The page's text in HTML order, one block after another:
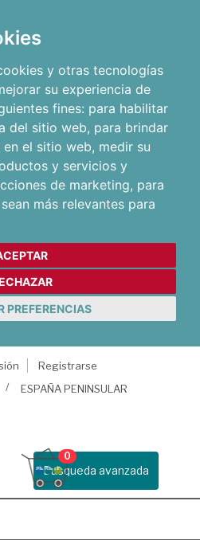
y otras tecnologías
su experiencia de
fines: para habilitar
del sitio web, para brindar
en el sitio web, medir su
y servicios y
de marketing, para
más relevantes para
PREFERENCIAS
Registrarse
ESPAÑA PENINSULAR
Busqueda avanzada
0